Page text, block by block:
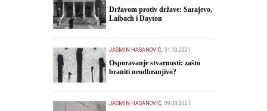
Državom protiv države: Sarajevo,
Laibach i Dayton
JASMIN HASANOVIĆ, 31.10.2021
Osporavanje stvarnosti: zašto
braniti neodbranjivo?
JASMIN HASANOVIĆ, 09.08.2021